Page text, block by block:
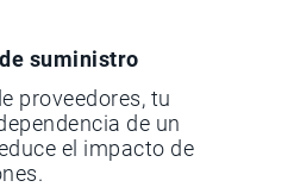
suministro
proveedores, tu
de un
el impacto de